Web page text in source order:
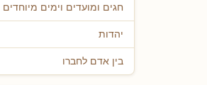
חגים ומועדים וימים מיוחדים
יהדות
בין אדם לחברו